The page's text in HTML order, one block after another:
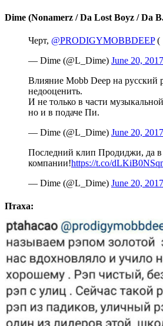
Dime (Nonamerz / Da Lost Boyz / Da
Черт, @PRODIGYMOBBDEEP(
— Dime (@L_Dime) June 20, 2017
Влияние Mobb Deep на русский
недооценить.
И не только в части
но и в подаче Пи.
— Dime (@L_Dime) June 20, 2017
Последний клип Продиджи, да в
компании!https://t.co/
— Dime (@L_Dime) June 20, 2017
Птаха: